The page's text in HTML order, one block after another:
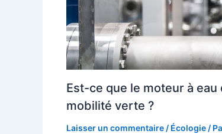
Est-ce que le moteur à
mobilité verte ?
Laisser un commentaire / Écologie /